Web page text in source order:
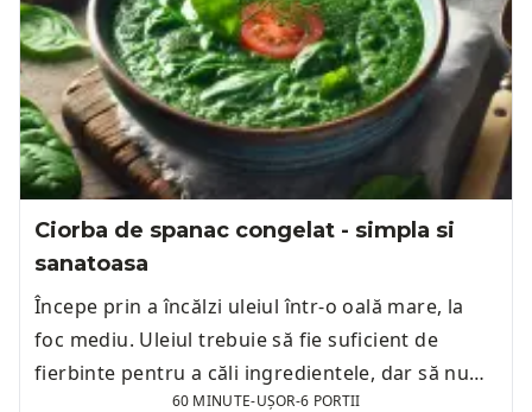
Ciorba de spanac congelat - simpla si
sanatoasa
Începe prin a încălzi uleiul într-o oală mare, la
foc mediu. Uleiul trebuie să fie suficient de
fierbinte pentru a căli ingredientele, dar să nu
60 MINUTE-UȘOR-6 PORTII